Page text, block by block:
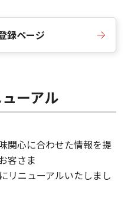
録ページ
ーアル
関心に合わせた情報を提
客さま
リニューアルいたしまし